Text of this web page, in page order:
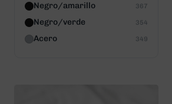
Negro/amarillo 367
Negro/verde 354
Acero 349